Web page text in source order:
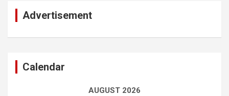
Advertisement
Calendar
AUGUST 2026